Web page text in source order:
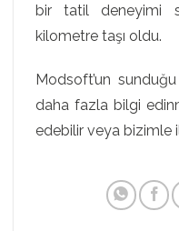
bir tatil deneyimi
kilometre taşı oldu.
Modsoft’un
daha fazla bilgi
edebilir veya bizimle